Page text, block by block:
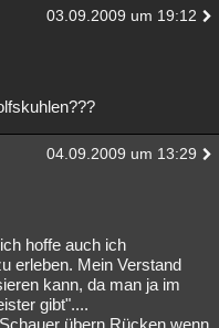
Allmystery English
03.09.2009 um 19:12
04.09.2009 um 13:29
hoffe auch ich
erleben. Mein Verstand
kann, da man ja im
gibt"....
übern Rücken wenn